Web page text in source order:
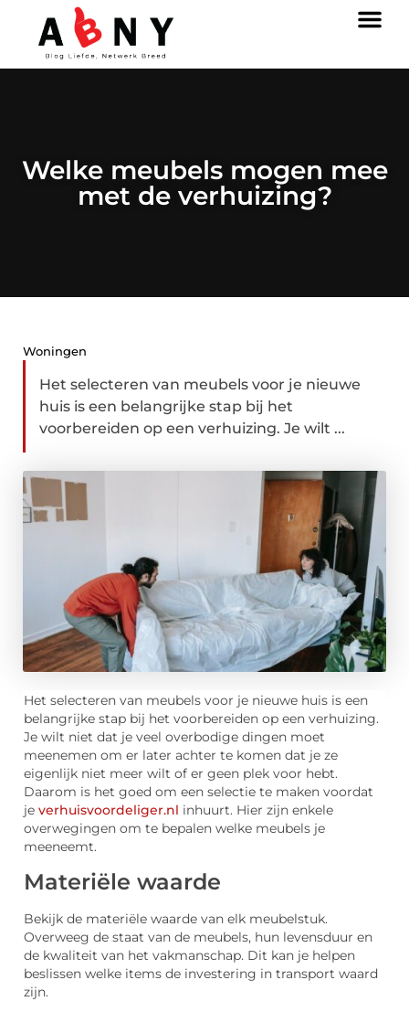
Welke meubels mogen mee
met de verhuizing?
Woningen
Het selecteren van meubels voor je nieuwe
huis is een belangrijke stap bij het
voorbereiden op een verhuizing. Je wilt ...
Het selecteren van meubels voor je nieuwe huis is een
belangrijke stap bij het voorbereiden op een verhuizing.
Je wilt niet dat je veel overbodige dingen moet
meenemen om er later achter te komen dat je ze
eigenlijk niet meer wilt of er geen plek voor hebt.
Daarom is het goed om een selectie te maken voordat
je verhuisvoordeliger.nl inhuurt. Hier zijn enkele
overwegingen om te bepalen welke meubels je
meeneemt.
Materiële waarde
Bekijk de materiële waarde van elk meubelstuk.
Overweeg de staat van de meubels, hun levensduur en
de kwaliteit van het vakmanschap. Dit kan je helpen
beslissen welke items de investering in transport waard
zijn.